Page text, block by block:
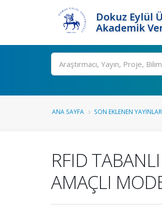
Dokuz Eylül
Akademik
Ara
ANA SAYFA SON EKLENEN YAYINLAR
RFID
AMAÇLI